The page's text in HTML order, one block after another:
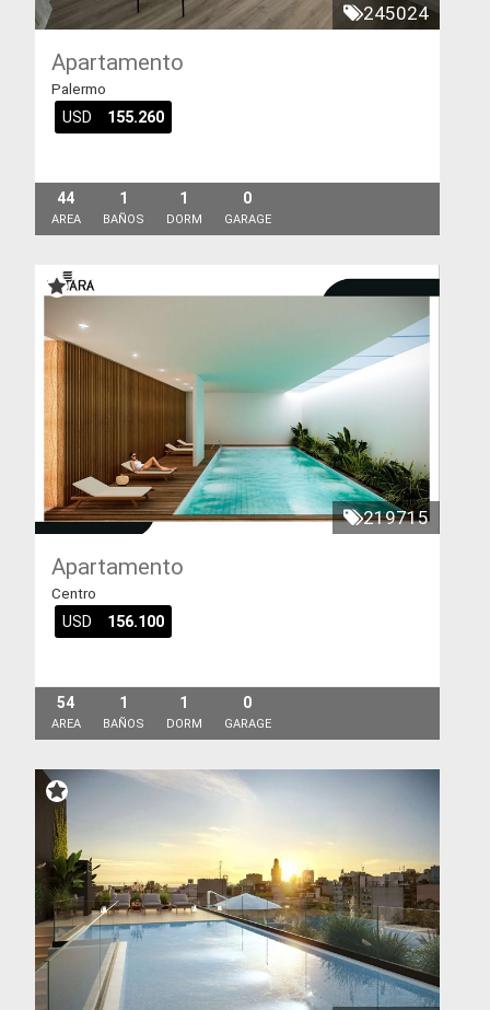
245024
Apartamento
Palermo
USD 155.260
44
AREA
1
BAÑOS
1
DORM
0
GARAGE
219715
Apartamento
Centro
USD 156.100
54
AREA
1
BAÑOS
1
DORM
0
GARAGE